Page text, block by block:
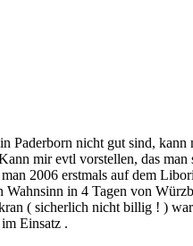
Paderborn nicht gut sind, kann
mir evtl vorstellen, das man
2006 erstmals auf dem
Wahnsinn in 4 Tagen von
( sicherlich nicht billig ! ) war
Einsatz .